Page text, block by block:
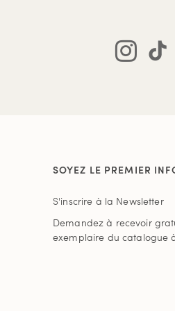
SOYEZ LE PREMIER
S'inscrire à la Newsletter
Demandez à recevoir
exemplaire du catalogue